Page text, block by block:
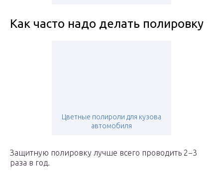
Как часто надо делать полировку
Цветные полироли для кузова
автомобиля
Защитную полировку лучше всего проводить 2−3
раза в год.